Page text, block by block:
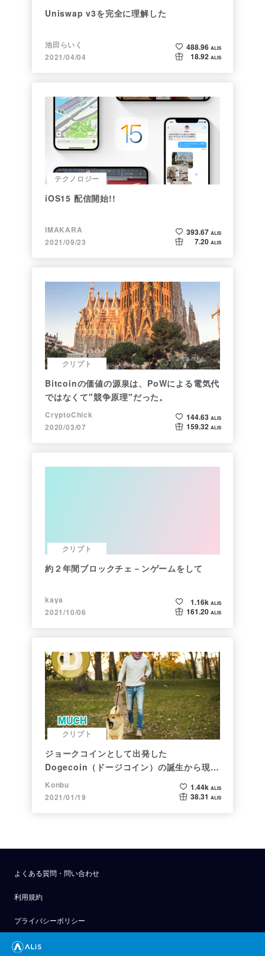
Uniswap v3を完全に理解した
池田らいく
2021/04/04
488.96 ALIS
18.92 ALIS
テクノロジー
iOS15 配信開始!!
IMAKARA
2021/09/23
393.67 ALIS
7.20 ALIS
クリプト
Bitcoinの価値の源泉は、PoWによる電気代
ではなくて"競争原理"だった。
CryptoChick
2020/03/07
144.63 ALIS
159.32 ALIS
クリプト
約２年間ブロックチェ－ンゲームをして
kaya
2021/10/06
1.16k ALIS
161.20 ALIS
クリプト
ジョークコインとして出発した
Dogecoin（ドージコイン）の誕生から現在
まで。注目される非証券性🐶
Konbu
2021/01/19
1.44k ALIS
38.31 ALIS
よくある質問・問い合わせ
利用規約
プライバシーポリシー
公式アナウンス